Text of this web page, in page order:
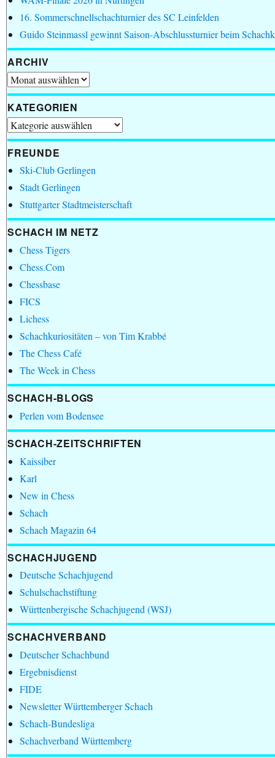
16. Sommerschnellschachturnier des SC Leinfelden
Guido Steinmassl gewinnt Saison-Abschlussturnier beim
ARCHIV
Archiv
KATEGORIEN
Kategorien
FREUNDE
Ski-Club Gerlingen
Stadt Gerlingen
Stuttgarter Stadtmeisterschaft
SCHACH IM NETZ
Chess Tigers
Chess.Com
Chessbase
FICS
Lichess
Schachkuriositäten – von Tim Krabbé
The Chess Café
The Week in Chess
SCHACH-BLOGS
Perlen vom Bodensee
SCHACH-ZEITSCHRIFTEN
Kaissiber
Karl
New in Chess
Schach
Schach Magazin 64
SCHACHJUGEND
Deutsche Schachjugend
Schulschachstiftung
Württenbergische Schachjugend (WSJ)
SCHACHVERBAND
Deutscher Schachbund
Ergebnisdienst
FIDE
Newsletter Württemberger Schach
Schach-Bundesliga
Schachverband Württemberg